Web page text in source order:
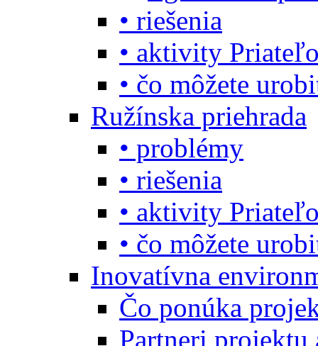
• riešenia
• aktivity
• čo môžete
Ružínska priehrada
• problémy
• riešenia
• aktivity
• čo môžete
Inovatívna
Čo ponúka
Partneri projektu